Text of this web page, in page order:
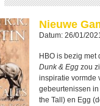
Nieuwe
Datum: 26/01/
HBO is bezig
Dunk & Egg zou
inspiratie vormde
gebeurtenissen in
the Tall) en Egg